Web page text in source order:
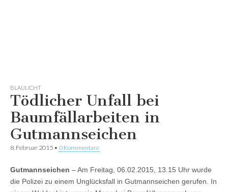
BLAULICHT
Tödlicher Unfall bei
Baumfällarbeiten in
Gutmannseichen
8. Februar 2015 • 0 Kommentare
Gutmannseichen – Am Freitag, 06.02.2015, 13.15 Uhr wurde
die Polizei zu einem Unglücksfall in Gutmannseichen gerufen. In